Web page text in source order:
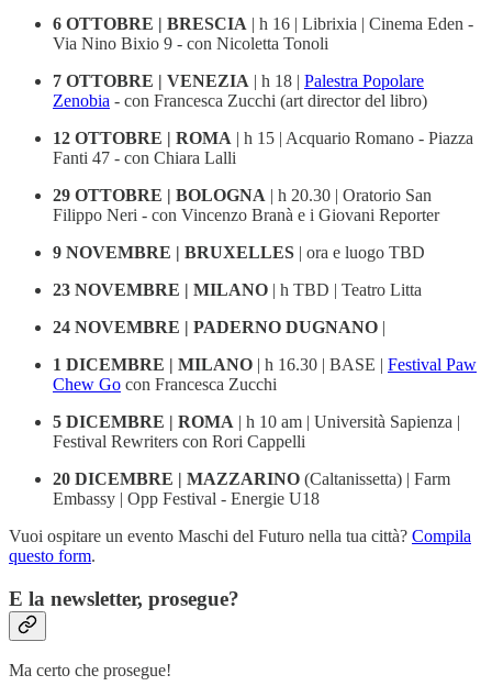
6 OTTOBRE | BRESCIA | h 16 | Librixia | Cinema Eden -
Via Nino Bixio 9 - con Nicoletta Tonoli
7 OTTOBRE | VENEZIA | h 18 | Palestra Popolare
Zenobia - con Francesca Zucchi (art director del libro)
12 OTTOBRE | ROMA | h 15 | Acquario Romano - Piazza
Fanti 47 - con Chiara Lalli
29 OTTOBRE | BOLOGNA | h 20.30 | Oratorio San
Filippo Neri - con Vincenzo Branà e i Giovani Reporter
9 NOVEMBRE | BRUXELLES | ora e luogo TBD
23 NOVEMBRE | MILANO | h TBD | Teatro Litta
24 NOVEMBRE | PADERNO DUGNANO |
1 DICEMBRE | MILANO | h 16.30 | BASE | Festival Paw
Chew Go con Francesca Zucchi
5 DICEMBRE | ROMA | h 10 am | Università Sapienza |
Festival Rewriters con Rori Cappelli
20 DICEMBRE | MAZZARINO (Caltanissetta) | Farm
Embassy | Opp Festival - Energie U18
Vuoi ospitare un evento Maschi del Futuro nella tua città? Compila
questo form.
E la newsletter, prosegue?
Ma certo che prosegue!